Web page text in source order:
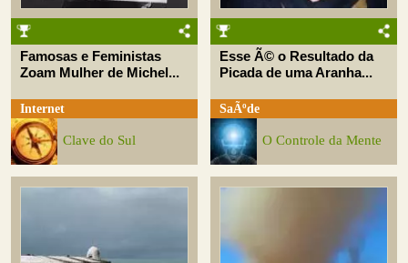
Famosas e Feministas
Zoam Mulher de Michel...
Internet
Clave do Sul
Esse Ã© o Resultado da
Picada de uma Aranha...
SaÃºde
O Controle da Mente